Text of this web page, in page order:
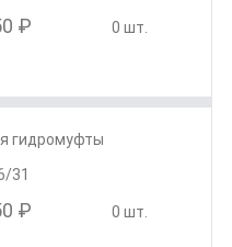
₽ 0 шт.
гидромуфты
31
₽ 0 шт.